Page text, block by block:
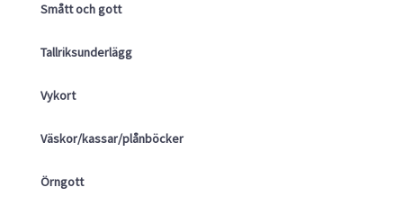
Smått och gott
Tallriksunderlägg
Vykort
Väskor/kassar/plånböcker
Örngott